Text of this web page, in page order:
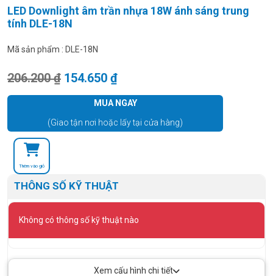
LED Downlight âm trần nhựa 18W ánh sáng trung
tính DLE-18N
Mã sản phẩm : DLE-18N
206.200₫ Giá gốc là: 206.200 ₫.
154.650 ₫Giá hiện tại là: 154.650 ₫.
MUA NGAY
(Giao tận nơi hoặc lấy tại cửa hàng)
Thêm vào giỏ
THÔNG SỐ KỸ THUẬT
Không có thông số kỹ thuật nào
Xem cấu hình chi tiết